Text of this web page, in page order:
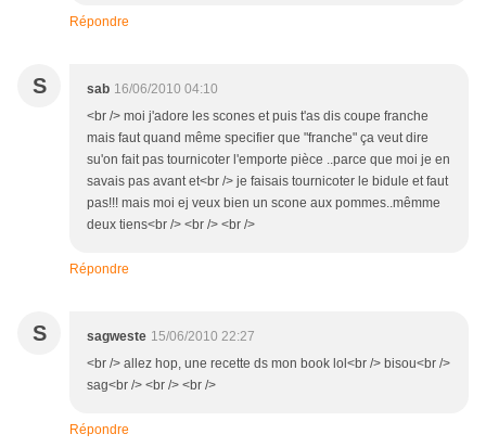
Répondre
S sab 16/06/2010 04:10
<br /> moi j'adore les scones et puis t'as dis coupe franche
mais faut quand même specifier que "franche" ça veut dire
su'on fait pas tournicoter l'emporte pièce ..parce que moi je en
savais pas avant et<br /> je faisais tournicoter le bidule et faut
pas!!! mais moi ej veux bien un scone aux pommes..mêmme
deux tiens<br /> <br /> <br />
Répondre
S sagweste 15/06/2010 22:27
<br /> allez hop, une recette ds mon book lol<br /> bisou<br />
sag<br /> <br /> <br />
Répondre